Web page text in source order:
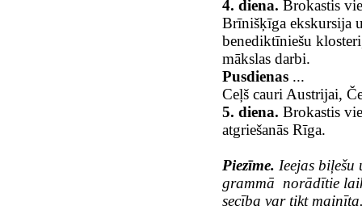
4. diena. Brokastis
Brīnišķīga ekskursija
benediktīniešu
mākslas darbi.
Pusdienas ...
Ceļš cauri Austrijai,
5. diena. Brokastis
atgriešanās Rīga.
Piezīme. Ieejas
gram­mā no­rādītie
secība var tikt